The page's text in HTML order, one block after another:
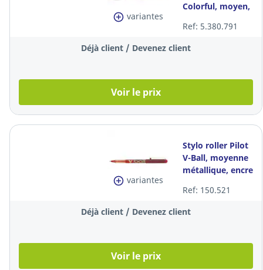
variantes
Colorful, moyen,
encre liquide
rouge
Ref: 5.380.791
Déjà client / Devenez client
Voir le prix
variantes
Stylo roller Pilot
V-Ball, moyenne
métallique, encre
pièce
Ref: 150.521
Déjà client / Devenez client
Voir le prix